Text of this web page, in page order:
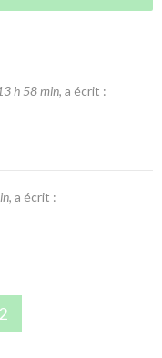
h 58 min, a écrit :
, a écrit :
2